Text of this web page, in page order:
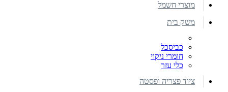
מוצרי חשמל
משק בית
כביסכל
חומרי ניקוי
כלי עזר
ציוד פצריה ופסטה